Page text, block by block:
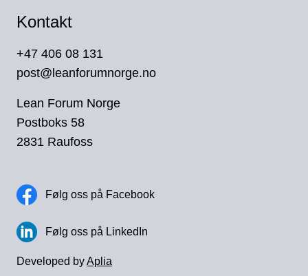
Kontakt
+47 406 08 131
post@leanforumnorge.no
Lean Forum Norge
Postboks 58
2831 Raufoss
Følg oss på Facebook
Følg oss på LinkedIn
Developed byAplia